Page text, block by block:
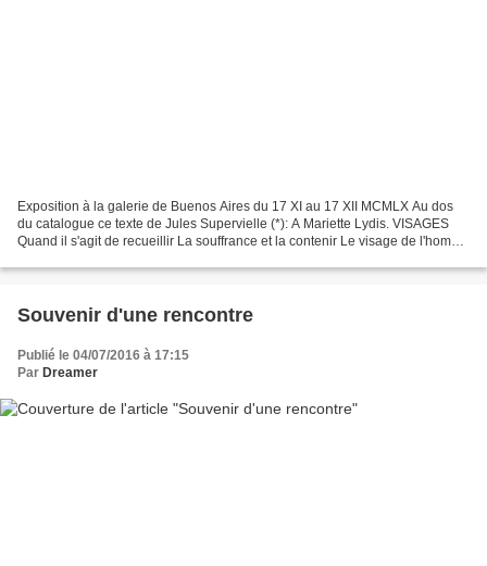
Exposition à la galerie de Buenos Aires du 17 XI au 17 XII MCMLX Au dos
du catalogue ce texte de Jules Supervielle (*): A Mariette Lydis. VISAGES
Quand il s'agit de recueillir La souffrance et la contenir Le visage de l'homme
Souvenir d'une rencontre
Publié le 04/07/2016 à 17:15
Par Dreamer